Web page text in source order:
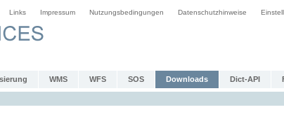
Links Impressum Nutzungsbedingungen Datenschutzhinweise
WMS WFS SOS Downloads Dict-API